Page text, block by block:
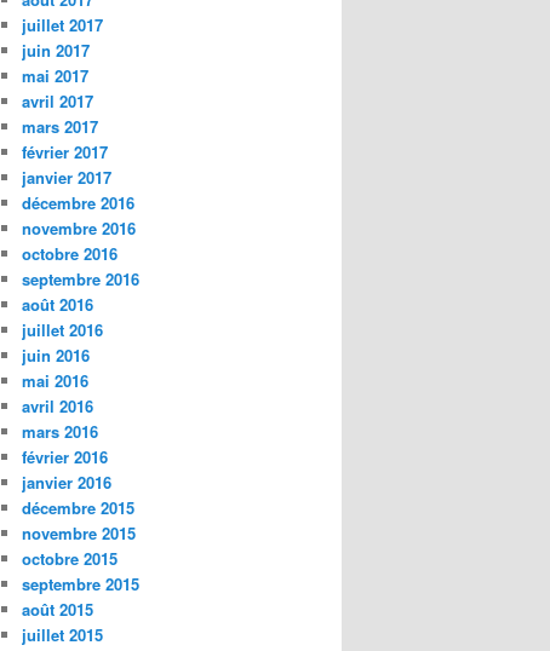
juillet 2017
juin 2017
mai 2017
avril 2017
mars 2017
février 2017
janvier 2017
décembre 2016
novembre 2016
octobre 2016
septembre 2016
août 2016
juillet 2016
juin 2016
mai 2016
avril 2016
mars 2016
février 2016
janvier 2016
décembre 2015
novembre 2015
octobre 2015
septembre 2015
août 2015
juillet 2015